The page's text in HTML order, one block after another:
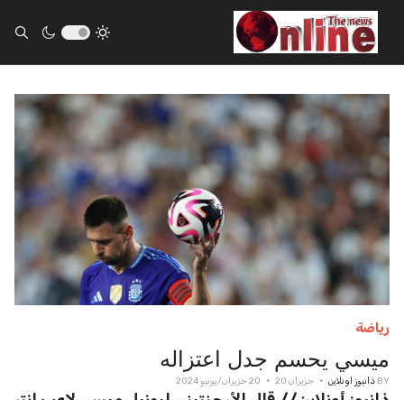
رياضة
ميسي يحسم جدل اعتزاله
BY ذانيوز اونلاين حزيران 20 20 حزيران/يونيو 2024